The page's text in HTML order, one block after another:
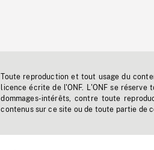
Toute reproduction et tout usage du
licence écrite de l'ONF. L'ONF se
dommages-intérêts, contre toute
contenus sur ce site ou de toute partie de